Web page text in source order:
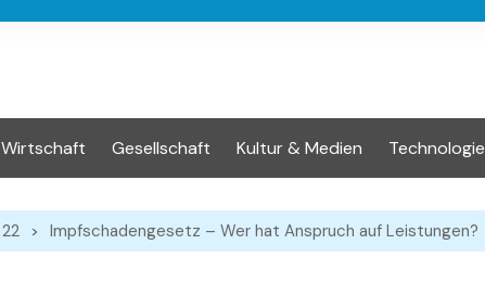
Wirtschaft Gesellschaft Kultur & Medien Technologie
22 Impfschadengesetz – Wer hat Anspruch auf Leistungen?